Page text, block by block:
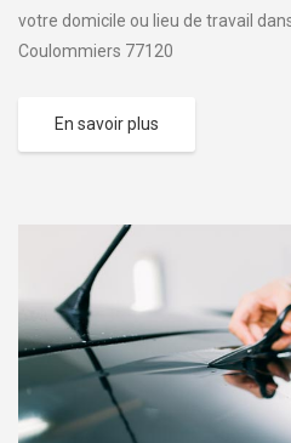
votre domicile ou lieu de travail
Coulommiers 77120
En savoir plus